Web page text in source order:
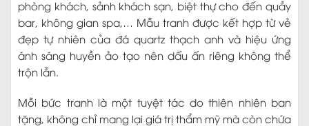
phòng khách, sảnh khách sạn, biệt thự cho đến quầy
bar, không gian spa,… Mẫu tranh được kết hợp từ vẻ
đẹp tự nhiên của đá quartz thạch anh và hiệu ứng
ánh sáng huyền ảo tạo nên dấu ấn riêng không thể
trộn lẫn.
Mỗi bức tranh là một tuyệt tác do thiên nhiên ban
tặng, không chỉ mang lại giá trị thẩm mỹ mà còn chứa